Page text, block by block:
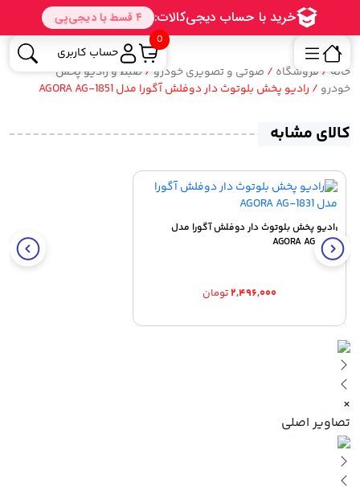
0
حساب کاربری
خانه / فروشگاه / صوتی و تصویری خودرو / ضبط و رادیو پخش
خودرو / رادیو پخش بلوتوث دار دوفلش آگورا مدل AGORA AG-1851
کالای مشابه
رادیو پخش بلوتوث دار دوفلش آگورا مدل
AGORA AG-1831
۲,۴۹۶,۰۰۰تومان
×
تصاویر اصلی